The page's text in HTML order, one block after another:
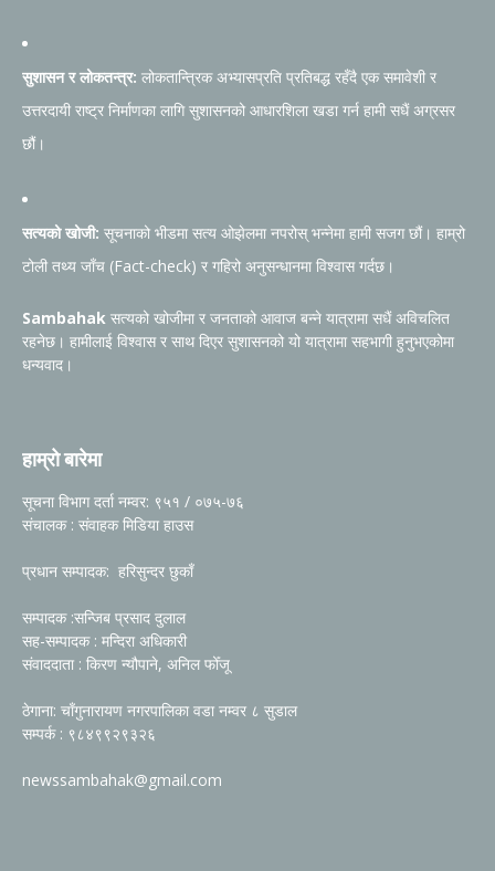
सुशासन र लोकतन्त्र: लोकतान्त्रिक अभ्यासप्रति प्रतिबद्ध रहँदै एक समावेशी र
उत्तरदायी राष्ट्र निर्माणका लागि सुशासनको आधारशिला खडा गर्न हामी सधैं अग्रसर
छौं।
सत्यको खोजी: सूचनाको भीडमा सत्य ओझेलमा नपरोस् भन्नेमा हामी सजग छौं। हाम्रो
टोली तथ्य जाँच (Fact-check) र गहिरो अनुसन्धानमा विश्वास गर्दछ।
Sambahak सत्यको खोजीमा र जनताको आवाज बन्ने यात्रामा सधैं अविचलित
रहनेछ। हामीलाई विश्वास र साथ दिएर सुशासनको यो यात्रामा सहभागी हुनुभएकोमा
धन्यवाद।
हाम्रो बारेमा
सूचना विभाग दर्ता नम्वर: ९५१ / ०७५-७६
संचालक : संवाहक मिडिया हाउस
प्रधान सम्पादक: हरिसुन्दर छुकाँ
सम्पादक :सन्जिब प्रसाद दुलाल
सह-सम्पादक : मन्दिरा अधिकारी
संवाददाता : किरण न्यौपाने, अनिल फोँजू
ठेगाना: चाँगुनारायण नगरपालिका वडा नम्वर ८ सुडाल
सम्पर्क : ९८४९९२९३२६
newssambahak@gmail.com